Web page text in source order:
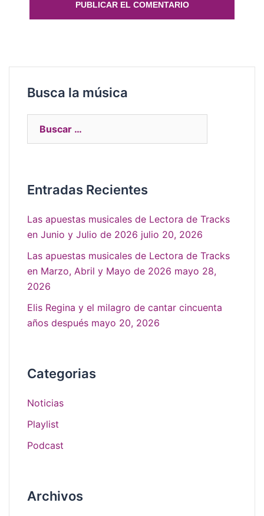
Busca la música
Entradas Recientes
Las apuestas musicales de Lectora de Tracks
en Junio y Julio de 2026 julio 20, 2026
Las apuestas musicales de Lectora de Tracks
en Marzo, Abril y Mayo de 2026 mayo 28,
2026
Elis Regina y el milagro de cantar cincuenta
años después mayo 20, 2026
Categorias
Noticias
Playlist
Podcast
Archivos